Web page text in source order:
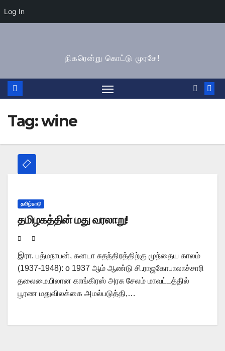
Log In
நிகரென்று கொட்டு முரசே!
Tag:wine
தமிழ்நாடு
தமிழகத்தின் மது வரலாறு!
இரா. பத்மநாபன், கனடா சுதந்திரத்திற்கு முந்தைய காலம்
(1937-1948): o 1937 ஆம் ஆண்டு சி.ராஜகோபாலாச்சாரி
தலைமையிலான காங்கிரஸ் அரசு சேலம் மாவட்டத்தில்
பூரண மதுவிலக்கை அமல்படுத்தி,…